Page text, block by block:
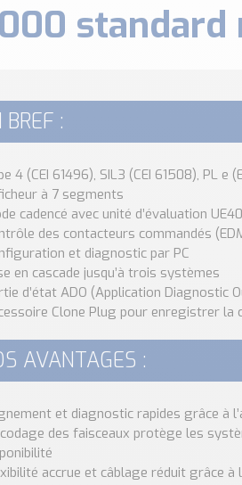
standard
BREF :
4 (CEI 61496), SIL3 (CEI 61508), PL e
à 7 segments
cadencé avec unité d’évaluation
des contacteurs commandés
et diagnostic par PC
en cascade jusqu’à trois systèmes
d’état ADO (Application Diagnostic
Clone Plug pour enregistrer la
AVANTAGES :
et diagnostic rapides grâce à
des faisceaux protège les
accrue et câblage réduit grâce